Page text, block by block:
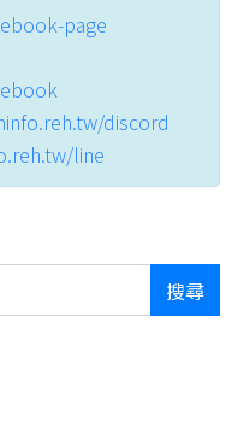
page
discord
line
搜尋